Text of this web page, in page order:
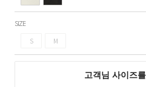
SIZE
S M